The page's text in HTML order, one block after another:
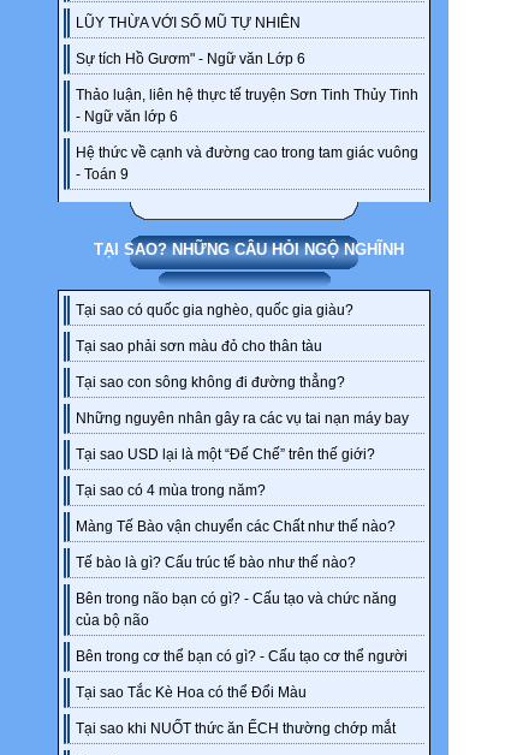
LŨY THỪA VỚI SỐ MŨ TỰ NHIÊN
Sự tích Hồ Gươm" - Ngữ văn Lớp 6
Thảo luận, liên hệ thực tế truyện Sơn Tinh Thủy Tinh
- Ngữ văn lớp 6
Hệ thức về cạnh và đường cao trong tam giác vuông
- Toán 9
TẠI SAO? NHỮNG CÂU HỎI NGỘ NGHĨNH
Tại sao có quốc gia nghèo, quốc gia giàu?
Tại sao phải sơn màu đỏ cho thân tàu
Tại sao con sông không đi đường thẳng?
Những nguyên nhân gây ra các vụ tai nạn máy bay
Tại sao USD lại là một “Đế Chế” trên thế giới?
Tại sao có 4 mùa trong năm?
Màng Tế Bào vận chuyển các Chất như thế nào?
Tế bào là gì? Cấu trúc tế bào như thế nào?
Bên trong não bạn có gì? - Cấu tạo và chức năng
của bộ não
Bên trong cơ thể bạn có gì? - Cấu tạo cơ thể người
Tại sao Tắc Kè Hoa có thể Đổi Màu
Tại sao khi NUỐT thức ăn ẾCH thường chớp mắt